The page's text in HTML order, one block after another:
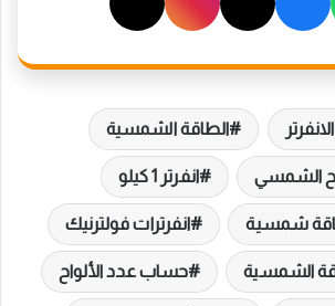
الطاقة الشمسية
الشمسي انفرتر 1 كيلو
شمسية انفرترات فولترنيك
الشمسية حساب عدد الألواح